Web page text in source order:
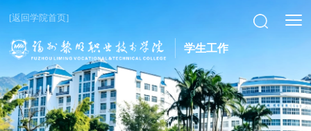
[返回学院首页]
学生工作